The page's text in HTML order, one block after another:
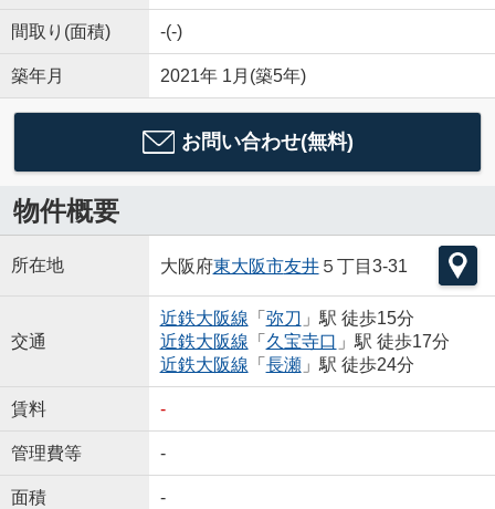
間取り(面積) -(-)
築年月 2021年 1月(築5年)
お問い合わせ(無料)
物件概要
所在地 大阪府東大阪市友井５丁目3-31
交通
近鉄大阪線 「 弥刀 」駅 徒歩15分
近鉄大阪線 「 久宝寺口 」駅 徒歩17分
近鉄大阪線 「 長瀬」駅 徒歩24分
賃料 -
管理費等 -
面積 -